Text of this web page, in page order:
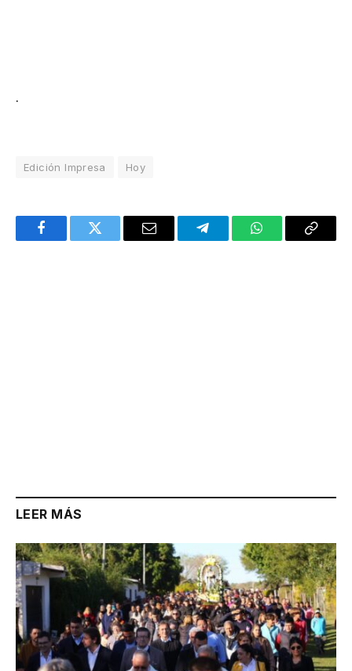
.
Edición Impresa Hoy
FacebookTwitter Email TelegramWhatsAppCopy
LEER MÁS